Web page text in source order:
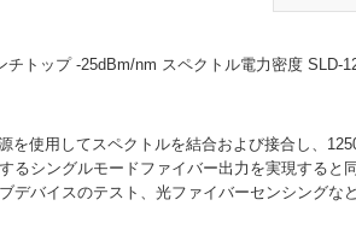
トップ -25dBm/nm スペクトル電力密度 SLD-
を使用してスペクトルを結合および接合し、
るシングルモードファイバー出力を実現すると
デバイスのテスト、光ファイバーセンシングな